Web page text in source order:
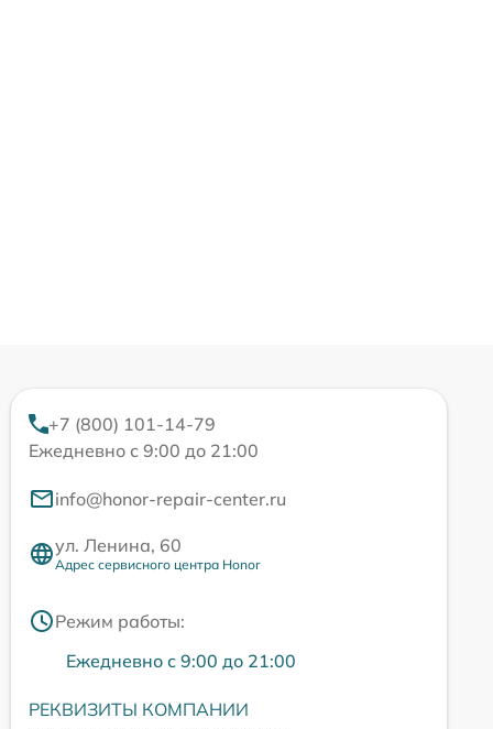
+7 (800) 101-14-79
Ежедневно с 9:00 до 21:00
info@honor-repair-center.ru
ул. Ленина, 60
Адрес сервисного центра Honor
Режим работы:
Ежедневно с 9:00 до 21:00
РЕКВИЗИТЫ КОМПАНИИ